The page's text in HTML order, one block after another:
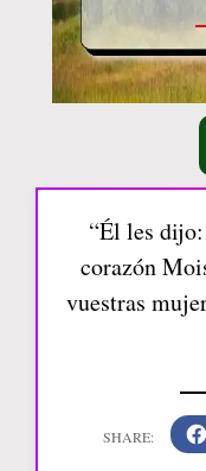
“Él les
corazón
vuestras